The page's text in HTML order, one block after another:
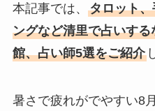
本記事では、 タロット
ングなど清里で占いする
館、占い師5選をご紹介
暑さで疲れがでやすい8